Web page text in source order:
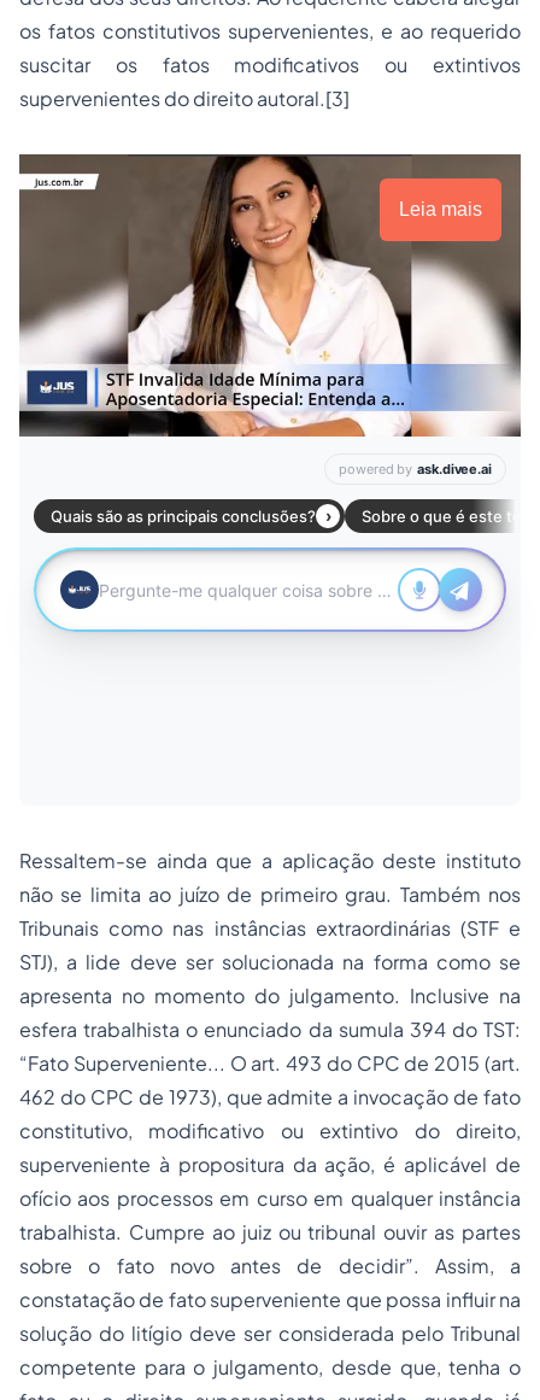
os fatos constitutivos supervenientes, e ao requerido
suscitar os fatos modificativos ou extintivos
supervenientes do direito autoral.[3]
Leia mais
Ressaltem-se ainda que a aplicação deste instituto
não se limita ao juízo de primeiro grau. Também nos
Tribunais como nas instâncias extraordinárias (STF e
STJ), a lide deve ser solucionada na forma como se
apresenta no momento do julgamento. Inclusive na
esfera trabalhista o enunciado da sumula 394 do TST:
“Fato Superveniente... O art. 493 do CPC de 2015 (art.
462 do CPC de 1973), que admite a invocação de fato
constitutivo, modificativo ou extintivo do direito,
superveniente à propositura da ação, é aplicável de
ofício aos processos em curso em qualquer instância
trabalhista. Cumpre ao juiz ou tribunal ouvir as partes
sobre o fato novo antes de decidir”. Assim, a
constatação de fato superveniente que possa influir na
solução do litígio deve ser considerada pelo Tribunal
competente para o julgamento, desde que, tenha o